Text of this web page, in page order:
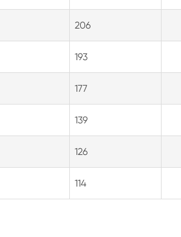
206
193
177
139
126
114